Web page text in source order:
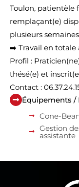
Toulon, patientèle
remplaçant(e)
plusieurs
➡️ Travail en totale
Profil :
thésé(e) et
Contact :
Équipements /
Cone-
Gestion
assistante